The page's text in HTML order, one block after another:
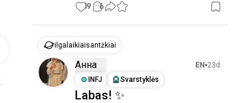
19 6
ilgalaikiaisantżkiai
Анна EN 23d.
INFJ
Svarstyklės
Labas! ✨